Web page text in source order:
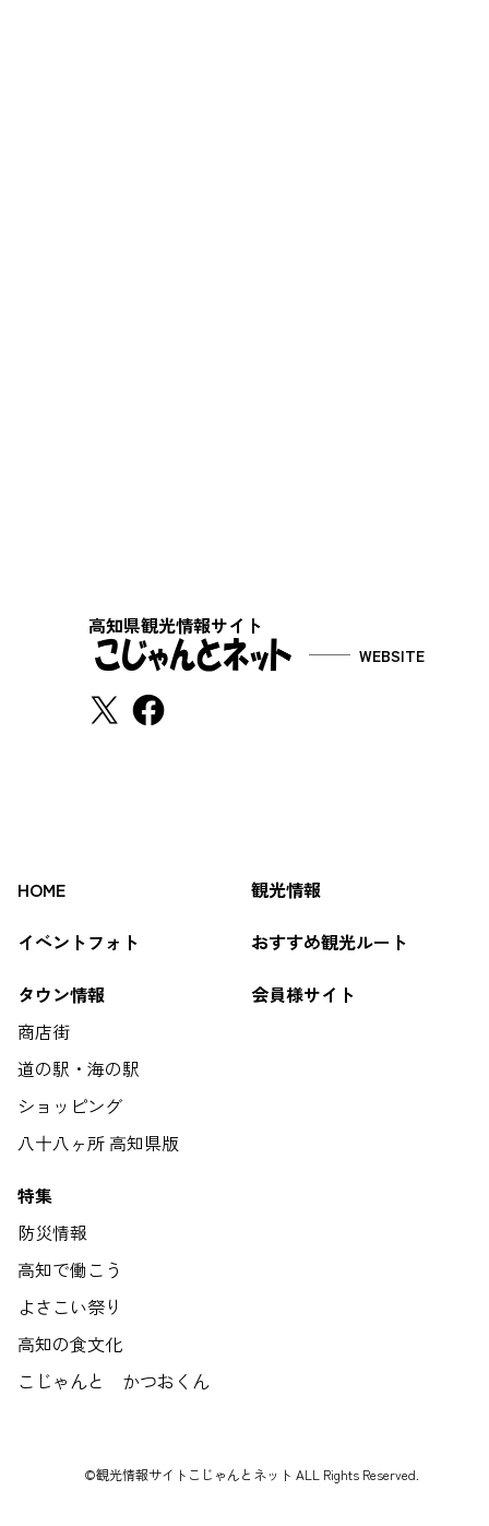
高知県観光情報サイト
WEBSITE
HOME
観光情報
イベントフォト
おすすめ観光ルート
タウン情報
商店街
道の駅・海の駅
ショッピング
八十八ヶ所 高知県版
会員様サイト
特集
防災情報
高知で働こう
よさこい祭り
高知の食文化
こじゃんと かつおくん
©観光情報サイトこじゃんとネット ALL Rights Reserved.